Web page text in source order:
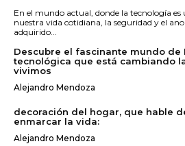
En el mundo actual, donde la tecnología es
nuestra vida cotidiana, la seguridad y el
adquirido...
Descubre el fascinante mundo de
tecnológica que está cambiando
vivimos
Alejandro Mendoza
decoración del hogar, que hable
enmarcar la vida:
Alejandro Mendoza